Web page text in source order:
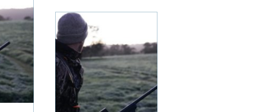
spelhallarnas neonljus
online, erbjuder
casinovärlden en unik
mix av...